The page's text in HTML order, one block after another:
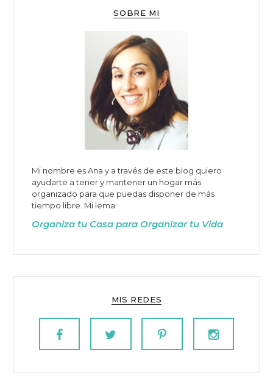
SOBRE MI
Mi nombre es Ana y a través de este blog quiero
ayudarte a tener y mantener un hogar más
organizado para que puedas disponer de más
tiempo libre. Mi lema:
Organiza tu Casa para Organizar tu Vida
MIS REDES